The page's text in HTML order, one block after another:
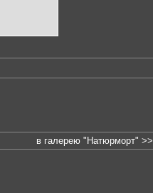
в галерею "Натюрморт" >>